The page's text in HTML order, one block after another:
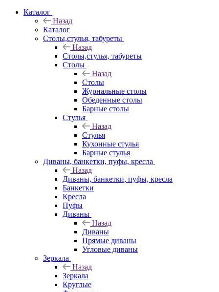
Каталог
Назад
Каталог
Столы,стулья, табуреты
Назад
Столы,стулья, табуреты
Столы
Назад
Столы
Журнальные столы
Обеденные столы
Барные столы
Стулья
Назад
Стулья
Кухонные стулья
Барные стулья
Диваны, банкетки, пуфы, кресла
Назад
Диваны, банкетки, пуфы, кресла
Банкетки
Кресла
Пуфы
Диваны
Назад
Диваны
Прямые диваны
Угловые диваны
Зеркала
Назад
Зеркала
Круглые